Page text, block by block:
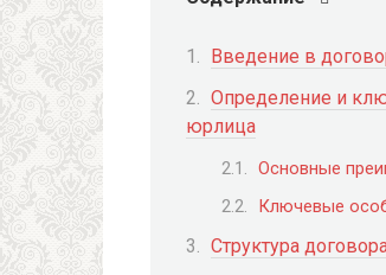
Введение в
Определение и
юрлица
Основные
Ключевые
Структура